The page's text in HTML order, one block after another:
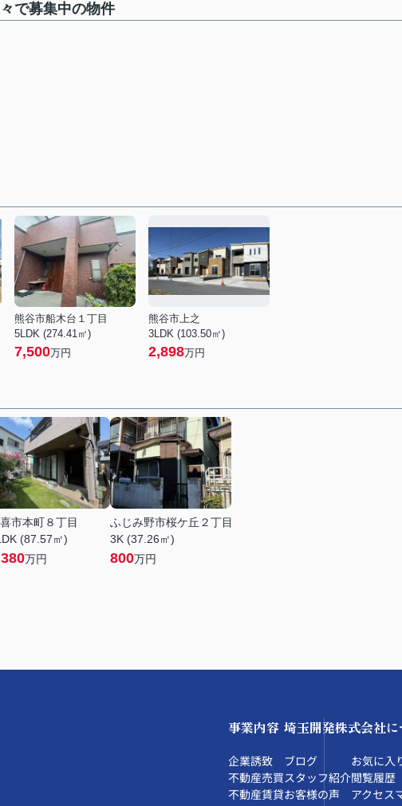
で募集中の物件
熊谷市船木台１丁目
5LDK (274.41㎡)
7,500万円
熊谷市上之
3LDK (103.50㎡)
2,898万円
市本町８丁目
(87.57㎡)
万円
ふじみ野市桜ケ丘２丁目
3K (37.26㎡)
800万円
事業内容
企業誘致
不動産売買
不動産賃貸
埼玉開発株式会社に
ブログ
スタッフ紹介
お客様の声
お気に入
閲覧履歴
アクセス